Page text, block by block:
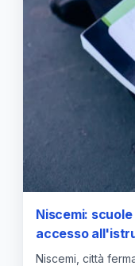
Niscemi:
accesso
per il diritto allo
Niscemi, città